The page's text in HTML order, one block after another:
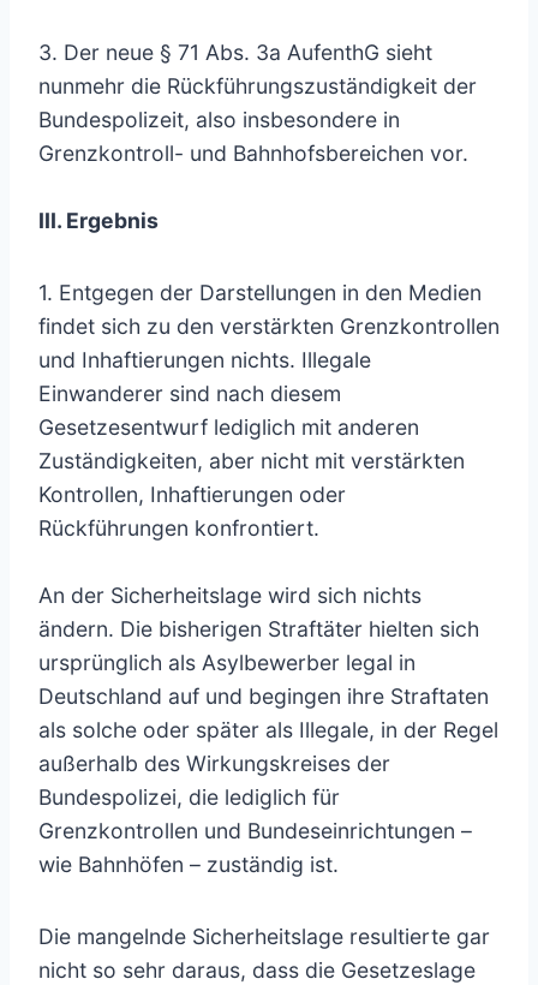
3. Der neue § 71 Abs. 3a AufenthG sieht
nunmehr die Rückführungszuständigkeit der
Bundespolizeit, also insbesondere in
Grenzkontroll- und Bahnhofsbereichen vor.
III. Ergebnis
1. Entgegen der Darstellungen in den Medien
findet sich zu den verstärkten Grenzkontrollen
und Inhaftierungen nichts. Illegale
Einwanderer sind nach diesem
Gesetzesentwurf lediglich mit anderen
Zuständigkeiten, aber nicht mit verstärkten
Kontrollen, Inhaftierungen oder
Rückführungen konfrontiert.
An der Sicherheitslage wird sich nichts
ändern. Die bisherigen Straftäter hielten sich
ursprünglich als Asylbewerber legal in
Deutschland auf und begingen ihre Straftaten
als solche oder später als Illegale, in der Regel
außerhalb des Wirkungskreises der
Bundespolizei, die lediglich für
Grenzkontrollen und Bundeseinrichtungen –
wie Bahnhöfen – zuständig ist.
Die mangelnde Sicherheitslage resultierte gar
nicht so sehr daraus, dass die Gesetzeslage